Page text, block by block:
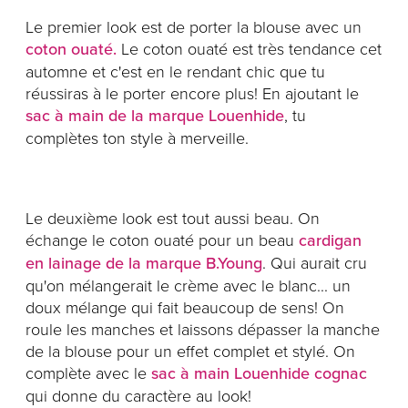
Le premier look est de porter la blouse avec un
coton ouaté. Le coton ouaté est très tendance cet
automne et c'est en le rendant chic que tu
réussiras à le porter encore plus! En ajoutant le
sac à main de la marque Louenhide, tu
complètes ton style à merveille.
Le deuxième look est tout aussi beau. On
échange le coton ouaté pour un beau cardigan
en lainage de la marque B.Young. Qui aurait cru
qu'on mélangerait le crème avec le blanc... un
doux mélange qui fait beaucoup de sens! On
roule les manches et laissons dépasser la manche
de la blouse pour un effet complet et stylé. On
complète avec le sac à main Louenhide cognac
qui donne du caractère au look!